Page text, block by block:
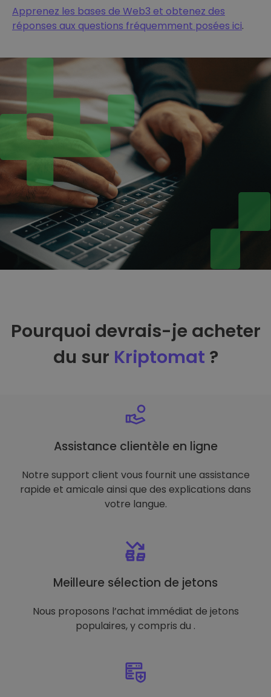
Apprenez les bases de Web3 et obtenez des
réponses aux questions fréquemment posées ici.
Pourquoi devrais-je acheter
du sur Kriptomat ?
Assistance clientèle en ligne
Notre support client vous fournit une assistance
rapide et amicale ainsi que des explications dans
votre langue.
Meilleure sélection de jetons
Nous proposons l’achat immédiat de jetons
populaires, y compris du .